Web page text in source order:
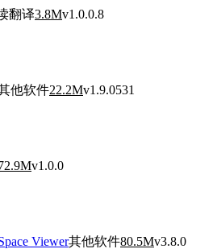
翻译3.8Mv1.0.0.8
他软件22.2Mv1.9.0531
v1.0.0
Viewer其他软件80.5Mv3.8.0